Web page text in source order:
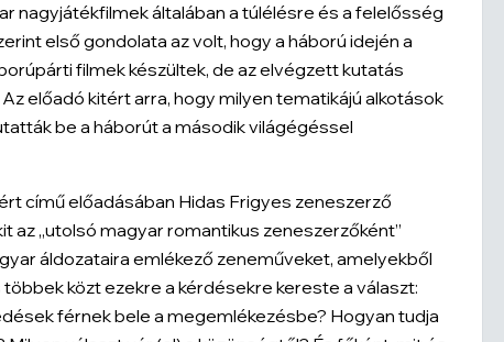
nagyjátékfilmek általában a túlélésre és a felelősség
első gondolata az volt, hogy a háború idején a
filmek készültek, de az elvégzett kutatás
előadó kitért arra, hogy milyen tematikájú alkotások
be a háborút a második világégéssel
című előadásában Hidas Frigyes zeneszerző
az „utolsó magyar romantikus zeneszerzőként”
áldozataira emlékező zeneműveket, amelyekből
közt ezekre a kérdésekre kereste a választ:
férnek bele a megemlékezésbe? Hogyan tudja